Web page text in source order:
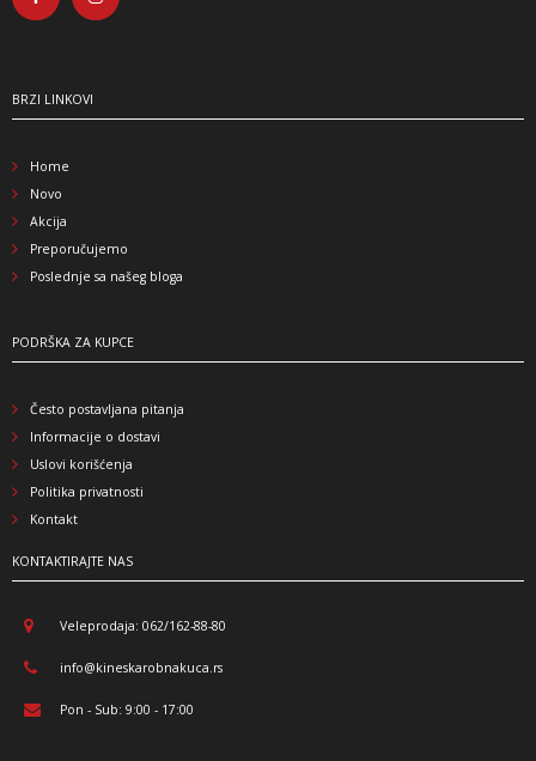
BRZI LINKOVI
Home
Novo
Akcija
Preporučujemo
Poslednje sa našeg bloga
PODRŠKA ZA KUPCE
Često postavljana pitanja
Informacije o dostavi
Uslovi korišćenja
Politika privatnosti
Kontakt
KONTAKTIRAJTE NAS
Veleprodaja: 062/162-88-80
info@kineskarobnakuca.rs
Pon - Sub: 9:00 - 17:00